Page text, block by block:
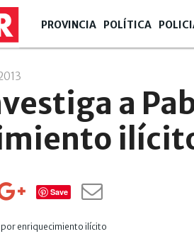
PROVINCIA POLÍTICA
a
Save